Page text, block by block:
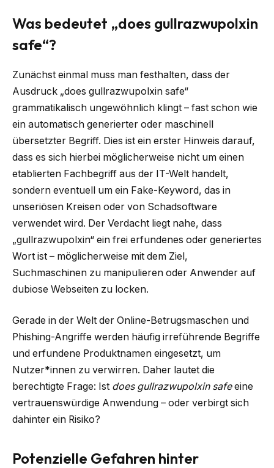
Was bedeutet „does gullrazwupolxin
safe“?
Zunächst einmal muss man festhalten, dass der
Ausdruck „does gullrazwupolxin safe“
grammatikalisch ungewöhnlich klingt – fast schon wie
ein automatisch generierter oder maschinell
übersetzter Begriff. Dies ist ein erster Hinweis darauf,
dass es sich hierbei möglicherweise nicht um einen
etablierten Fachbegriff aus der IT-Welt handelt,
sondern eventuell um ein Fake-Keyword, das in
unseriösen Kreisen oder von Schadsoftware
verwendet wird. Der Verdacht liegt nahe, dass
„gullrazwupolxin“ ein frei erfundenes oder generiertes
Wort ist – möglicherweise mit dem Ziel,
Suchmaschinen zu manipulieren oder Anwender auf
dubiose Webseiten zu locken.
Gerade in der Welt der Online-Betrugsmaschen und
Phishing-Angriffe werden häufig irreführende Begriffe
und erfundene Produktnamen eingesetzt, um
Nutzer*innen zu verwirren. Daher lautet die
berechtigte Frage: Ist does gullrazwupolxin safeeine
vertrauenswürdige Anwendung – oder verbirgt sich
dahinter ein Risiko?
Potenzielle Gefahren hinter